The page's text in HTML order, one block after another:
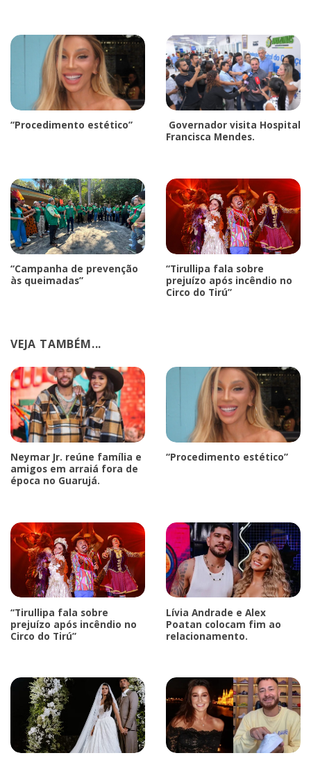
“Procedimento estético”
Governador visita Hospital
Francisca Mendes.
“Campanha de prevenção
às queimadas”
“Tirullipa fala sobre
prejuízo após incêndio no
Circo do Tirú”
VEJA TAMBÉM...
Neymar Jr. reúne família e
amigos em arraiá fora de
época no Guarujá.
“Procedimento estético”
“Tirullipa fala sobre
prejuízo após incêndio no
Circo do Tirú”
Lívia Andrade e Alex
Poatan colocam fim ao
relacionamento.